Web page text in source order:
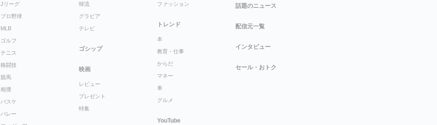
Jリーグ
プロ野球
MLB
ゴルフ
テニス
格闘技
競馬
相撲
バスケ
バレー
韓流
グラビア
テレビ
ゴシップ
映画
レビュー
プレゼント
特集
ファッション
トレンド
本
教育・仕事
からだ
マネー
車
グルメ
YouTube
話題のニュース
配信元一覧
インタビュー
セール・おトク